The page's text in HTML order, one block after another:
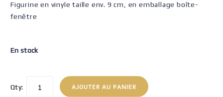
Figurine en vinyle taille env. 9 cm, en emballage boîte-
fenêtre
En stock
Qty: AJOUTER AU PANIER